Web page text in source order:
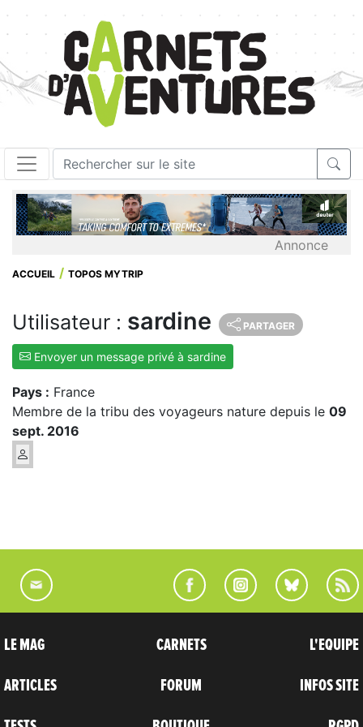
Annonce
ACCUEIL TOPOS MYTRIP
Utilisateur : sardine PARTAGER
Envoyer un message privé à sardine
Pays : France
Membre de la tribu des voyageurs nature depuis le 09
sept. 2016
LE MAG
ARTICLES
CARNETS
FORUM
L'EQUIPE
INFOS SITE